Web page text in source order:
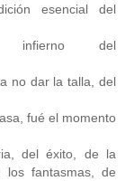
esencial del
del
no dar la talla, del
fué el momento
del éxito, de la
los fantasmas, de